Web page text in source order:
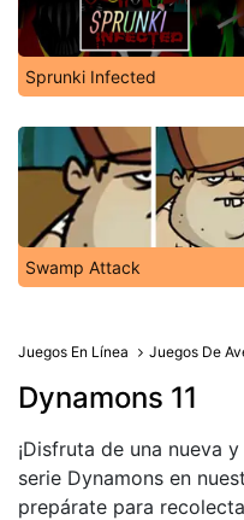
Sprunki Infected
Swamp Attack
Juegos En Línea Juegos De
Dynamons 11
¡Disfruta de una nueva
serie Dynamons en
prepárate para